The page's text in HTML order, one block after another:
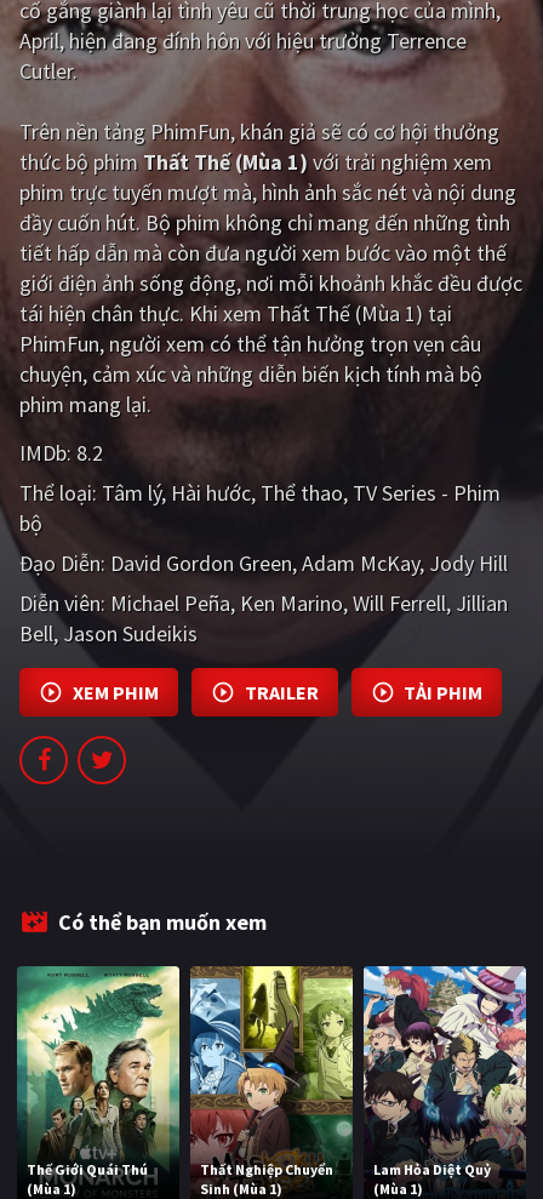
Giật gân Gia đình
Viễn Tây Tiểu sử
GameShow DramaTV
QUỐC GIA
Âu - Mỹ Trung Quốc - Hồng Kông
Hàn Quốc Nhật Bản
Ấn Độ
Tổng hợp
CẬP NHẬT
PHIM MỚI
PHIM BỘ
PHIM LẺ
PHIM CHIẾU RẠP
TUYỂN TẬP PHIM
cố gắng giành lại tình yêu cũ thời trung học của mình,
April, hiện đang đính hôn với hiệu trưởng Terrence
Cutler.
Trên nền tảng PhimFun, khán giả sẽ có cơ hội thưởng
thức bộ phim Thất Thế (Mùa 1)với trải nghiệm xem
phim trực tuyến mượt mà, hình ảnh sắc nét và nội dung
đầy cuốn hút. Bộ phim không chỉ mang đến những tình
tiết hấp dẫn mà còn đưa người xem bước vào một thế
giới điện ảnh sống động, nơi mỗi khoảnh khắc đều được
tái hiện chân thực. Khi xem Thất Thế (Mùa 1) tại
PhimFun, người xem có thể tận hưởng trọn vẹn câu
chuyện, cảm xúc và những diễn biến kịch tính mà bộ
phim mang lại.
IMDb: 8.2
Thể loại: Tâm lý Hài hước Thể thao TV Series - Phim
bộ
Đạo Diễn: David Gordon Green Adam McKay Jody Hill
Diễn viên: Michael Peña Ken Marino Will Ferrell Jillian
Bell Jason Sudeikis
XEM PHIM TRAILER TẢI PHIM
Có thể bạn muốn xem
Thế Giới Quái Thú
(Mùa 1)
Thất Nghiệp Chuyển
Sinh (Mùa 1)
Lam Hỏa Diệt Quỷ
(Mùa 1)